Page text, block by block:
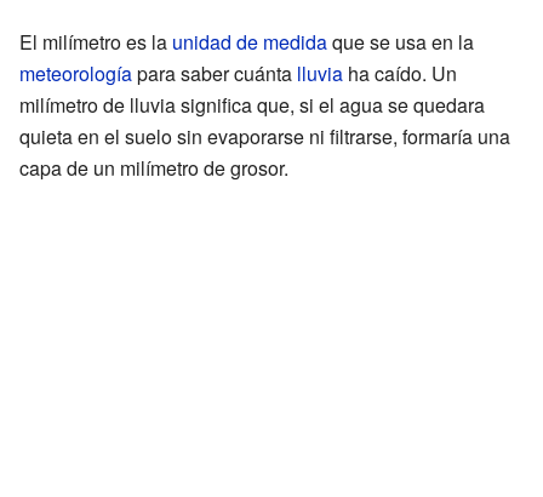
El milímetro es la unidad de medidaque se usa en la
meteorologíapara saber cuánta lluvia ha caído. Un
milímetro de lluvia significa que, si el agua se quedara
quieta en el suelo sin evaporarse ni filtrarse, formaría una
capa de un milímetro de grosor.